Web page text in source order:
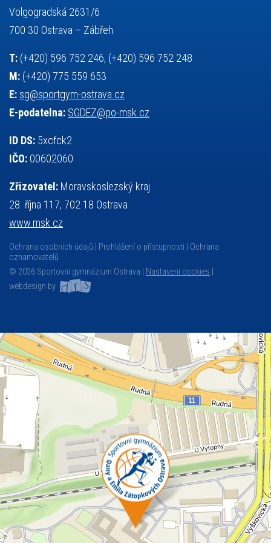
výuka všesportovní výcvikový kurz
základy společenských věd
Volgogradská 2631/6
700 30 Ostrava – Zábřeh
T: (+420) 596 752 246, (+420) 596 752 248
M: (+420) 775 559 653
E: sg@sportgym-ostrava.cz
E-podatelna: SGDEZ@po-msk.cz
ID DS: 5xcfck2
IČO: 00602060
Zřizovatel: Moravskoslezský kraj
28. října 117, 702 18 Ostrava
www.msk.cz
Ochrana osobních údajů Prohlášení o přístupnosti
Ochrana
oznamovatelů
© 2026 Sportovní gymnázium Ostrava |
Nastavení cookies
webdesign by